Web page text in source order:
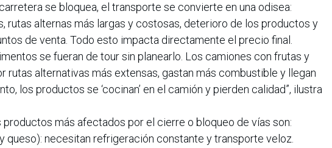
se bloquea, el transporte se convierte en una odisea:
rutas alternas más largas y costosas, deterioro de los productos y
de venta. Todo esto impacta directamente el precio final.
se fueran de tour sin planearlo. Los camiones con frutas y
rutas alternativas más extensas, gastan más combustible y llegan
los productos se ‘cocinan’ en el camión y pierden calidad”, ilustra
productos más afectados por el cierre o bloqueo de vías son:
queso): necesitan refrigeración constante y transporte veloz.